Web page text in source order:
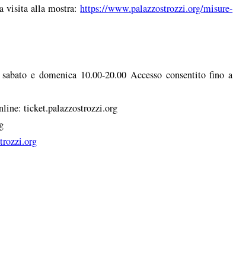
visita alla mostra:https://www.palazzostrozzi.org/misure-
e domenica 10.00-20.00 Accesso consentito fino a
ticket.palazzostrozzi.org